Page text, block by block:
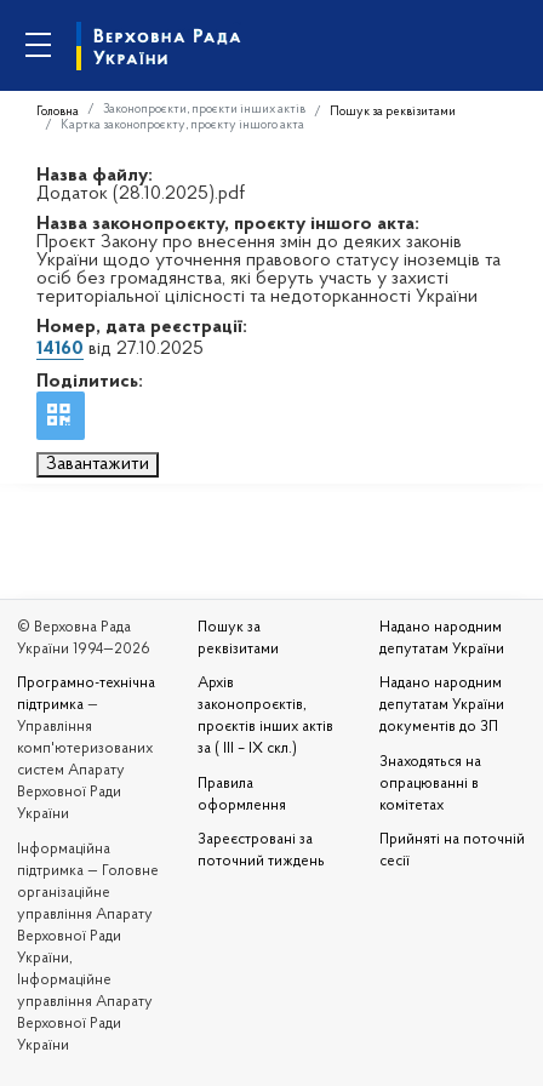
Головна Законопроєкти, проєкти інших актів
Пошук за реквізитами
Картка законопроєкту, проєкту іншого акта
Назва файлу:
Додаток (28.10.2025).pdf
Назва законопроєкту, проєкту іншого акта:
Проєкт Закону про внесення змін до деяких законів
України щодо уточнення правового статусу іноземців та
осіб без громадянства, які беруть участь у захисті
територіальної цілісності та недоторканності України
Номер, дата реєстрації:
14160 від 27.10.2025
Поділитись:
Завантажити
© Верховна Рада
України 1994—2026
Програмно-технічна
підтримка —
Управління
комп'ютеризованих
систем Апарату
Верховної Ради
України
Iнформаційна
підтримка — Головне
організаційне
управління Апарату
Верховної Ради
України,
Інформаційне
управління Апарату
Верховної Ради
України
Пошук за
реквізитами
Архів
законопроєктів,
проєктів інших актів
за ( III – IX скл.)
Правила
оформлення
Зареєстровані за
поточний тиждень
Надано народним
депутатам України
Надано народним
депутатам України
документів до ЗП
Знаходяться на
опрацюванні в
комітетах
Прийняті на поточній
сесії